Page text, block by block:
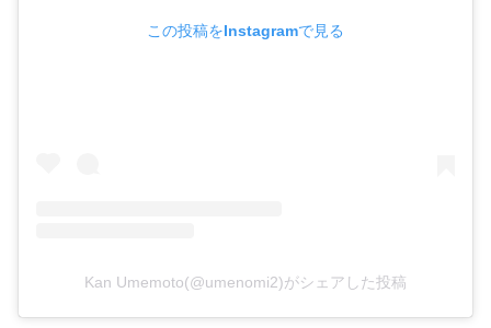
この投稿をInstagramで見る
Kan Umemoto(@umenomi2)がシェアした投稿